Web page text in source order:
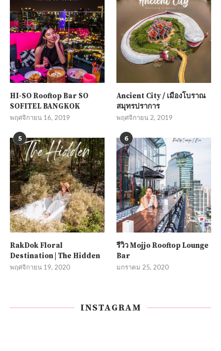
HI-SO Rooftop Bar SO
SOFITEL BANGKOK
พฤศจิกายน 16, 2019
Ancient City / เมืองโบราณ
สมุทรปราการ
พฤศจิกายน 2, 2019
5
RakDok Floral
Destination | The Hidden
พฤศจิกายน 19, 2020
6
รีวิว Mojjo Rooftop Lounge
Bar
มกราคม 25, 2020
INSTAGRAM